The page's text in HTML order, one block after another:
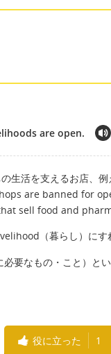
are open.
生活を支えるお店、
are banned for
sell food and
（暮らし）にす
要なもの・こと）と
役に立った 1